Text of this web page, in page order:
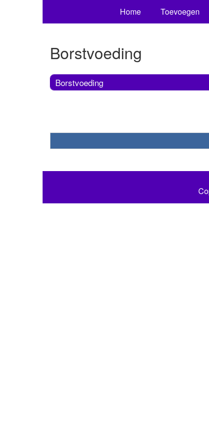
Home Toevoegen
Borstvoeding
Borstvoeding